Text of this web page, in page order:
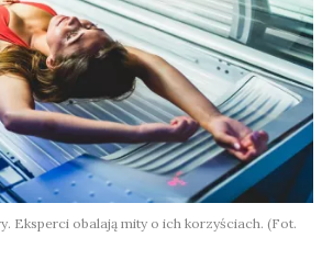
Eksperci obalają mity o ich korzyściach. (Fot.